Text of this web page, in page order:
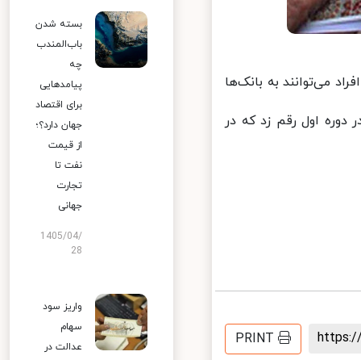
می‌توانند به بانک‌ها
اول رقم زد که در
PRINT
بسته شدن
باب‌المندب
چه
پیامدهایی
برای اقتصاد
جهان دارد؟؛
از قیمت
نفت تا
تجارت
جهانی
1405/04/
28
واریز سود
سهام
عدالت در